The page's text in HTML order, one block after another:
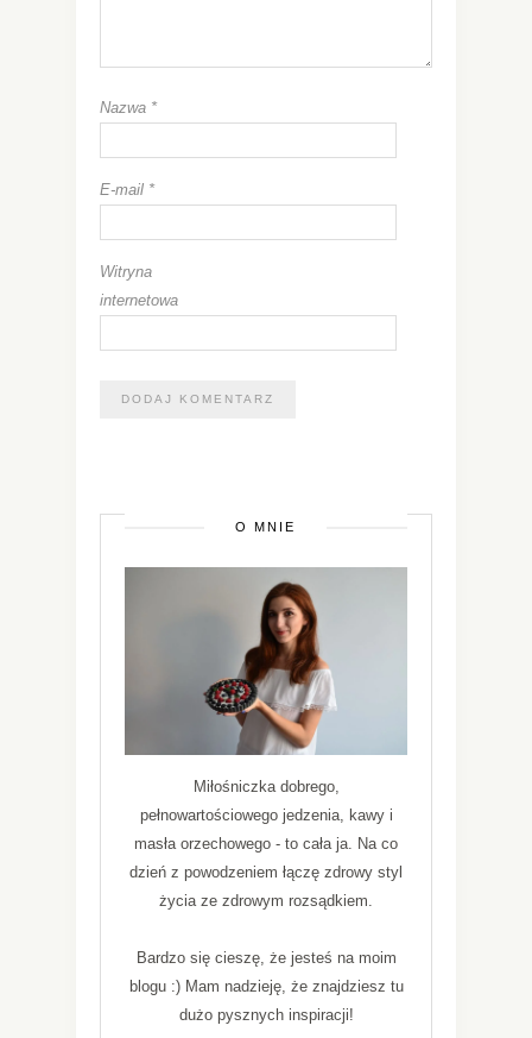
Nazwa *
E-mail *
Witryna
internetowa
O MNIE
Miłośniczka dobrego,
pełnowartościowego jedzenia, kawy i
masła orzechowego - to cała ja. Na co
dzień z powodzeniem łączę zdrowy styl
życia ze zdrowym rozsądkiem.
Bardzo się cieszę, że jesteś na moim
blogu :) Mam nadzieję, że znajdziesz tu
dużo pysznych inspiracji!